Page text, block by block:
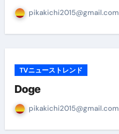
pikakichi2015@gmail.com
TVニューストレンド
Doge
pikakichi2015@gmail.com